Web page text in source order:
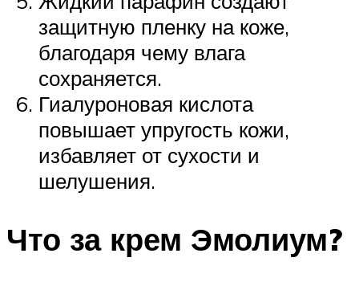
защитную пленку на коже,
благодаря чему влага
сохраняется.
Гиалуроновая кислота
повышает упругость кожи,
избавляет от сухости и
шелушения.
Что за крем Эмолиум?